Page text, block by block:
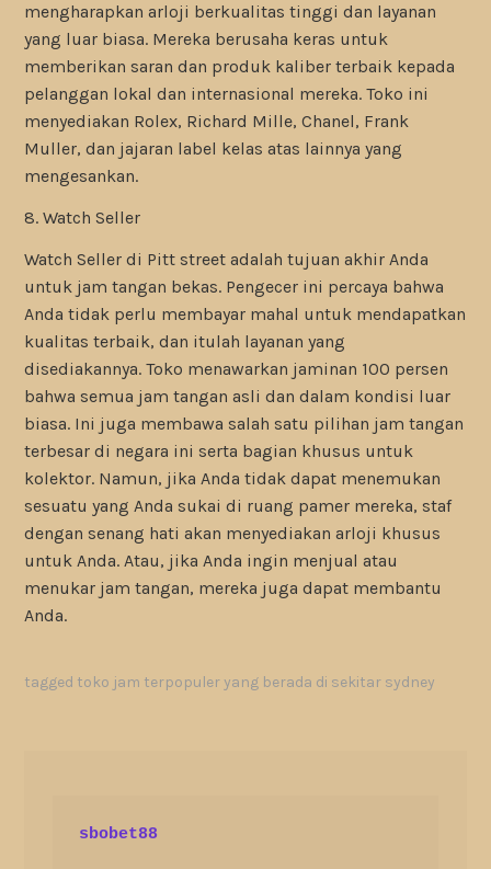
mengharapkan arloji berkualitas tinggi dan layanan
yang luar biasa. Mereka berusaha keras untuk
memberikan saran dan produk kaliber terbaik kepada
pelanggan lokal dan internasional mereka. Toko ini
menyediakan Rolex, Richard Mille, Chanel, Frank
Muller, dan jajaran label kelas atas lainnya yang
mengesankan.
8. Watch Seller
Watch Seller di Pitt street adalah tujuan akhir Anda
untuk jam tangan bekas. Pengecer ini percaya bahwa
Anda tidak perlu membayar mahal untuk mendapatkan
kualitas terbaik, dan itulah layanan yang
disediakannya. Toko menawarkan jaminan 100 persen
bahwa semua jam tangan asli dan dalam kondisi luar
biasa. Ini juga membawa salah satu pilihan jam tangan
terbesar di negara ini serta bagian khusus untuk
kolektor. Namun, jika Anda tidak dapat menemukan
sesuatu yang Anda sukai di ruang pamer mereka, staf
dengan senang hati akan menyediakan arloji khusus
untuk Anda. Atau, jika Anda ingin menjual atau
menukar jam tangan, mereka juga dapat membantu
Anda.
tagged toko jam terpopuler yang berada di sekitar sydney
sbobet88